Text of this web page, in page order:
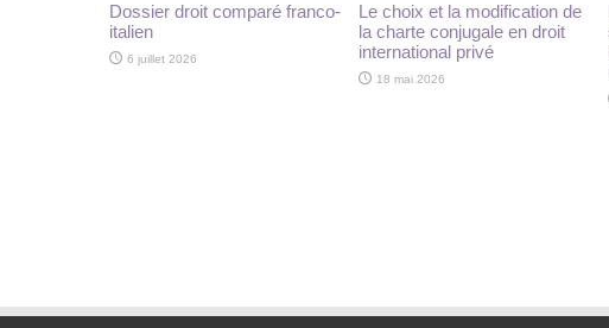
Dossier droit comparé franco-
italien
6 juillet 2026
Le choix et la modification de
la charte conjugale en droit
international privé
18 mai 2026